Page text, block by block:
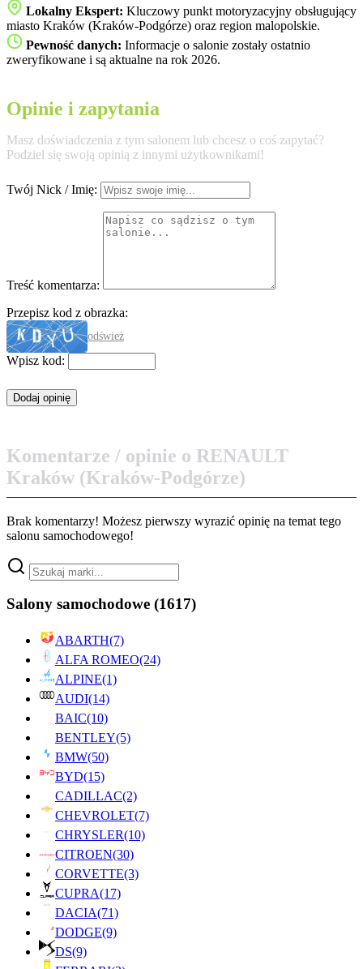
Lokalny Ekspert: Kluczowy punkt motoryzacyjny obsługujący
miasto Kraków (Kraków-Podgórze) oraz region malopolskie.
Pewność danych: Informacje o salonie zostały ostatnio
zweryfikowane i są aktualne na rok 2026.
Opinie i zapytania
Masz doświadczenia z tym salonem lub chcesz o coś zapytać?
Podziel się swoją opinią z innymi użytkownikami!
Twój Nick / Imię:
Treść komentarza:
Przepisz kod z obrazka:
odśwież
Wpisz kod:
Komentarze / opinie o RENAULT
Kraków (Kraków-Podgórze)
Brak komentarzy! Możesz pierwszy wyrazić opinię na temat tego
salonu samochodowego!
Salony samochodowe (1617)
ABARTH(7)
ALFA ROMEO(24)
ALPINE(1)
AUDI(14)
BAIC(10)
BENTLEY(5)
BMW(50)
BYD(15)
CADILLAC(2)
CHEVROLET(7)
CHRYSLER(10)
CITROEN(30)
CORVETTE(3)
CUPRA(17)
DACIA(71)
DODGE(9)
DS(9)